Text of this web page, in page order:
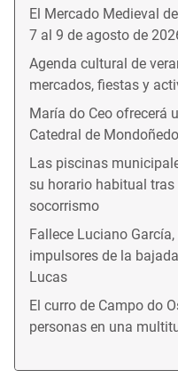
El Mercado Medieval
7 al 9 de agosto de
Agenda cultural de
mercados, fiestas y
María do Ceo ofrecerá
Catedral de
Las piscinas
su horario habitual
socorrismo
Fallece Luciano
impulsores de la
Lucas
El curro de Campo do
personas en una